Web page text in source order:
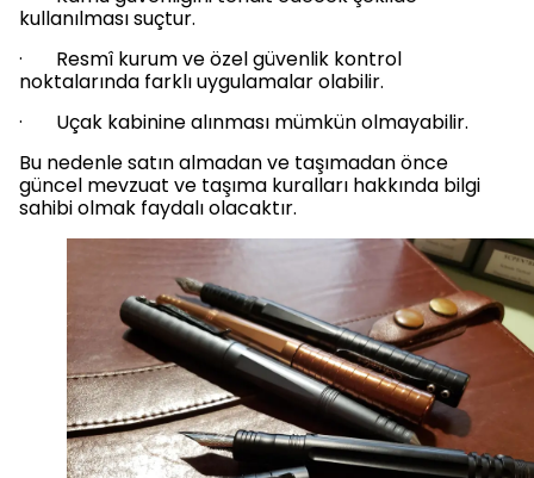
kullanılması suçtur.
· Resmî kurum ve özel güvenlik kontrol
noktalarında farklı uygulamalar olabilir.
· Uçak kabinine alınması mümkün olmayabilir.
Bu nedenle satın almadan ve taşımadan önce
güncel mevzuat ve taşıma kuralları hakkında bilgi
sahibi olmak faydalı olacaktır.